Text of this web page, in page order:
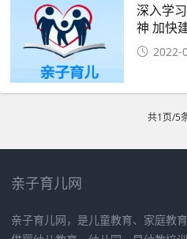
深入学
神 加快
2022-
共1页/5
亲子育儿网
亲子育儿网，是儿童教育、家庭教